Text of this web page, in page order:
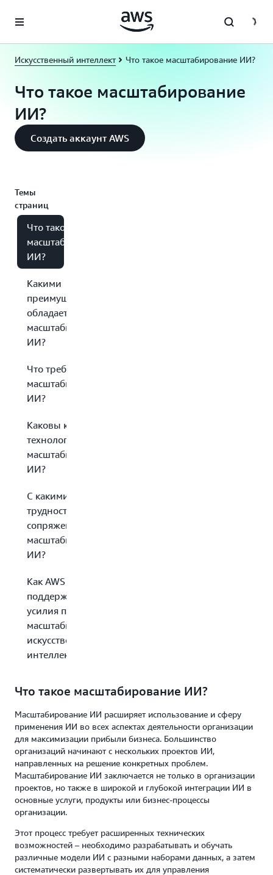
Перейти к главному контенту
Искусственный интеллект Что такое масштабирование ИИ?
Что такое масштабирование
ИИ?
Создать аккаунт AWS
Темы
страниц
Что такое
масштабирование
ИИ?
Какими
преимуществами
обладает
масштабирование
ИИ?
Что требуется для
масштабирования
ИИ?
Каковы ключевые
технологии
масштабирования
ИИ?
С какими
трудностями
сопряжено
масштабирование
ИИ?
Как AWS может
поддержать ваши
усилия по
масштабированию
искусственного
интеллекта (ИИ)?
Что такое масштабирование ИИ?
Масштабирование ИИ расширяет использование и сферу
применения ИИ во всех аспектах деятельности организации
для максимизации прибыли бизнеса. Большинство
организаций начинают с нескольких проектов ИИ,
направленных на решение конкретных проблем.
Масштабирование ИИ заключается не только в организации
проектов, но также в широкой и глубокой интеграции ИИ в
основные услуги, продукты или бизнес-процессы
организации.
Этот процесс требует расширенных технических
возможностей – необходимо разрабатывать и обучать
различные модели ИИ с разными наборами данных, а затем
систематически развертывать их для управления